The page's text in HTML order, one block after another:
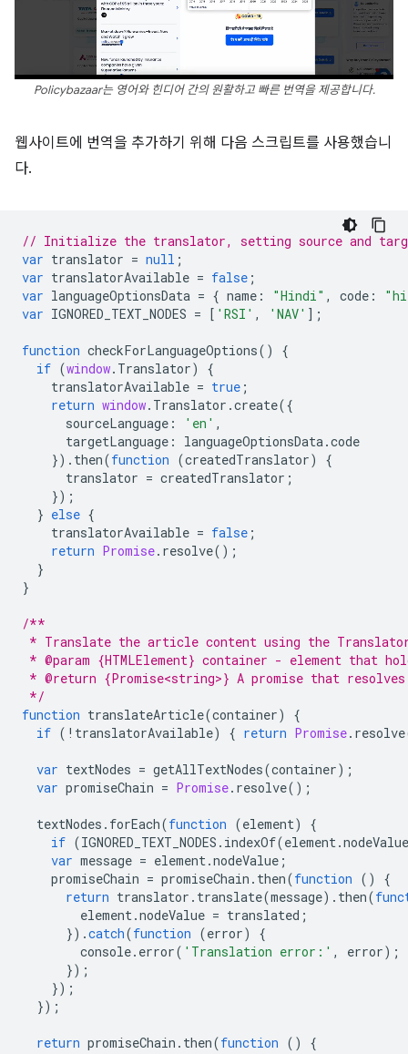
Policybazaar는 영어와 힌디어 간의 원활하고 빠른 번역을 제공합니다.
웹사이트에 번역을 추가하기 위해 다음 스크립트를 사용했습니
다.
// Initialize the translator, setting source and
var translator = null ;
var translatorAvailable = false ;
var languageOptionsData = { name : "Hindi" , code :
var IGNORED_TEXT_NODES = [ 'RSI' , 'NAV' ];
function checkForLanguageOptions()
{
if (window. Translator)
{
translatorAvailable = true ;
return window. Translator .create({
sourceLanguage : 'en' ,
targetLanguage : languageOptionsData.code
}). then(function (createdTranslator)
{
translator = createdTranslator ;
});
} else {
translatorAvailable = false ;
return Promise. resolve();
}
}
/**
* Translate the article content using the
* @param {HTMLElement} container - element that
* @return {Promise<string>} A promise that
*/
function translateArticle(container)
{
if ( ! translatorAvailable) { return Promise. resolve
var textNodes = getAllTextNodes(container);
var promiseChain = Promise. resolve();
textNodes . forEach(function (element)
{
if (IGNORED_TEXT_NODES . indexOf(element.nodeValue
var message = element.nodeValue ;
promiseChain = promiseChain . then(function ()
{
return translator . translate(message). then(
element.nodeValue = translated ;
}).catch(function (error)
{
console. error( 'Translation error:' , error);
});
});
});
return promiseChain . then(function ()
{